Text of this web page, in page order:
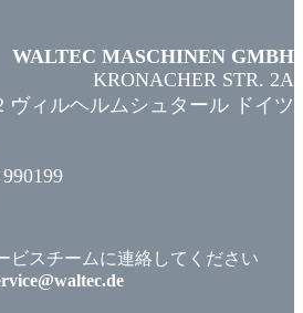
WALTEC MASCHINEN GMBH
KRONACHER STR. 2A
ヴィルヘルムシュタール ドイツ
ビスチームに連絡してください